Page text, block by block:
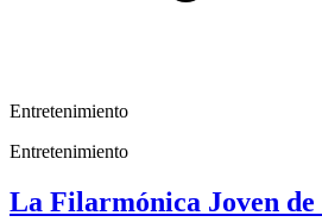
Entretenimiento
Entretenimiento
La Filarmónica Joven de